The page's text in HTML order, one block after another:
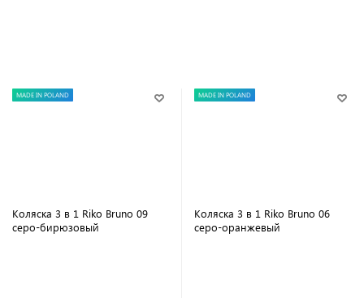
MADE IN POLAND
Коляска 3 в 1 Riko Bruno 09
серо-бирюзовый
MADE IN POLAND
Коляска 3 в 1 Riko Bruno 06
серо-оранжевый